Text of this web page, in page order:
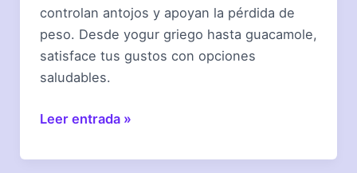
controlan antojos y apoyan la pérdida de
peso. Desde yogur griego hasta guacamole,
satisface tus gustos con opciones
saludables.
Snacks
para
Leer entrada »